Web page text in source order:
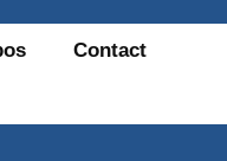
Contact